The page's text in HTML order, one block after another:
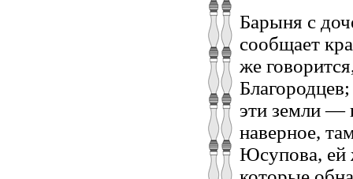
Барыня с
сообщает
же
эти земли —
наверное,
Юсупова, ей